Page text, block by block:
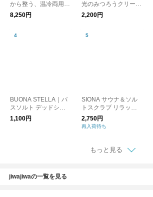
から整う、温冷両用
アイマスク【夏小物】
8,250円
光のみつろうクリーム
温め warm
2,200円
BUONA STELLA｜バ
スソルト デッドシー
ソルト 入浴剤 プレゼ
ント ギフト リラック
1,100円
SIONA サウナ＆ソル
トスクラブ リラック
ス／シオナ ボディス
クラブ 入浴剤
2,750円
再入荷待ち
もっと見る
jiwajiwaの一覧を見る